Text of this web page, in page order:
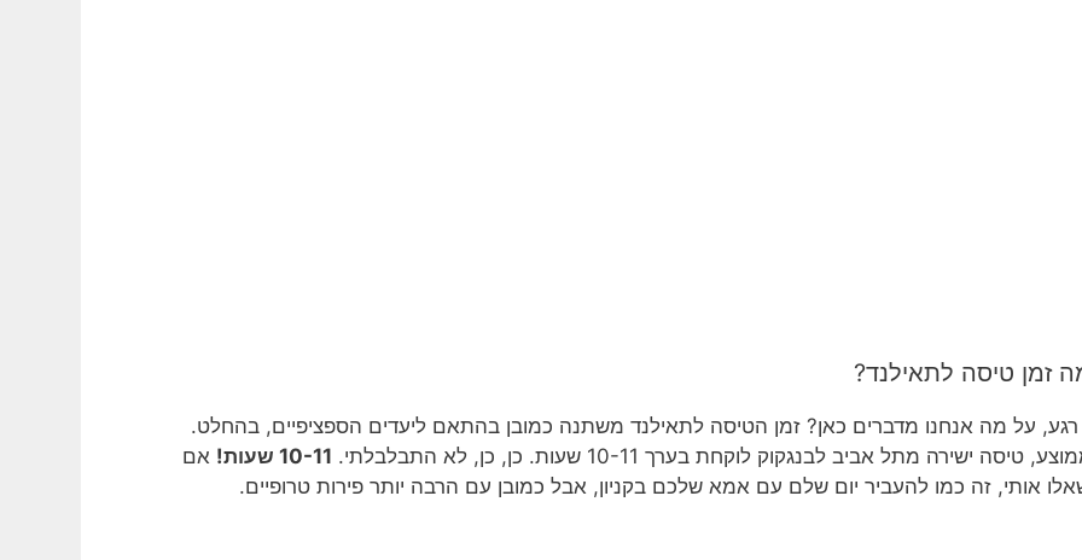
זמן טיסה לתאילנד?
רגע, על מה אנחנו מדברים כאן? זמן הטיסה לתאילנד משתנה כמובן בהתאם ליעדים הספציפיים, בהחלט.
טיסה ישירה מתל אביב לבנגקוק לוקחת בערך 10-11 שעות. כן, כן, לא התבלבלתי.
10-11 שעות!
אם
אותי, זה כמו להעביר יום שלם עם אמא שלכם בקניון, אבל כמובן עם הרבה יותר פירות טרופיים.